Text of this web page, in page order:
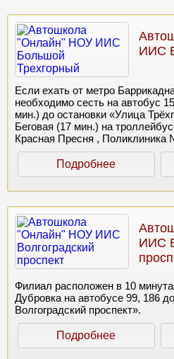
ИИС
Если ехать от метро
необходимо сесть на автобус
мин.) до остановки «Улица
Беговая (17 мин.) на
Красная Пресня , Поликлиника
Подробнее
ИИС
Филиал расположен в 10
Дубровка на автобусе 99, 186
Волгоградский проспект».
Подробнее